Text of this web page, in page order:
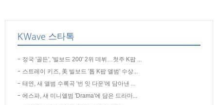
KWave 스타톡
정국 '골든', '빌보드 200' 2위 데뷔…첫주 K팝 ...
스트레이 키즈, 美 빌보드 '톱 K팝 앨범' 수상...
태연, 새 앨범 수록곡 '번 잇 다운'에 담아낸 ...
에스파, 새 미니앨범 'Drama'에 담은 드라마...